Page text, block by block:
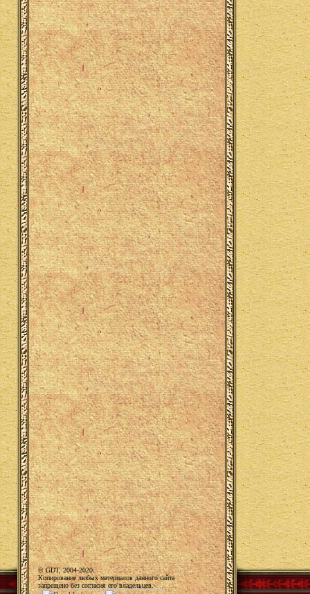
© GDT, 2004-2020.
Копирование любых материалов данного сайта
запрещено без согласия его владельцев.